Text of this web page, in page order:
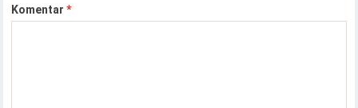
Komentar*